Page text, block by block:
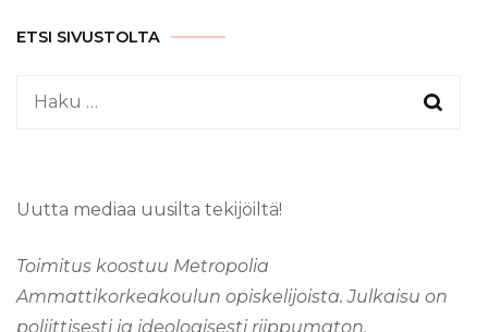
ETSI SIVUSTOLTA
Haku:
Uutta mediaa uusilta tekijöiltä!
Toimitus koostuu Metropolia
Ammattikorkeakoulun opiskelijoista. Julkaisu on
poliittisesti ja ideologisesti riippumaton.